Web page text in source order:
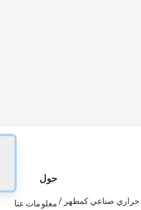
حول
معلومات عناحراري صناعي كمطهر /